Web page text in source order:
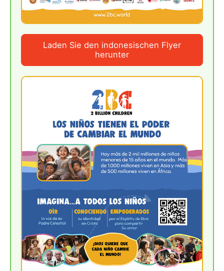
Laden Sie den indonesischen Flyer
herunter